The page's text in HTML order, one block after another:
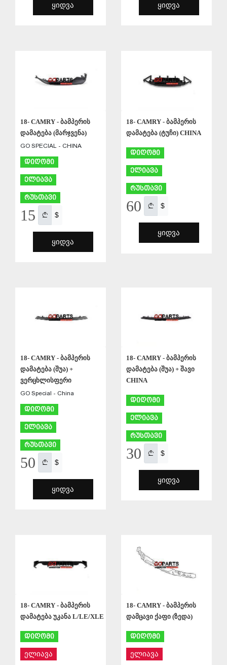
ᲧᲘᲓᲕᲐ ᲧᲘᲓᲕᲐ
18- CAMRY - ბამპერის
დამატება (მარჯვენა)
GO SPECIAL - CHINA
დიღომი
ელიავა
რუსთავი
15 $
ᲧᲘᲓᲕᲐ
18- CAMRY - ბამპერის
დამატება (ტუჩი) CHINA
დიღომი
ელიავა
რუსთავი
60 $
ᲧᲘᲓᲕᲐ
18- CAMRY - ბამპერის
დამატება (შუა) +
ვერცხლისფერი
GO Special - China
დიღომი
ელიავა
რუსთავი
50 $
ᲧᲘᲓᲕᲐ
18- CAMRY - ბამპერის
დამატება (შუა) + შავი
CHINA
დიღომი
ელიავა
რუსთავი
30 $
ᲧᲘᲓᲕᲐ
18- CAMRY - ბამპერის
დამატება უკანა L/LE/XLE
დიღომი
ელიავა
18- CAMRY - ბამპერის
დამცავი ქაფი (ზედა)
დიღომი
ელიავა